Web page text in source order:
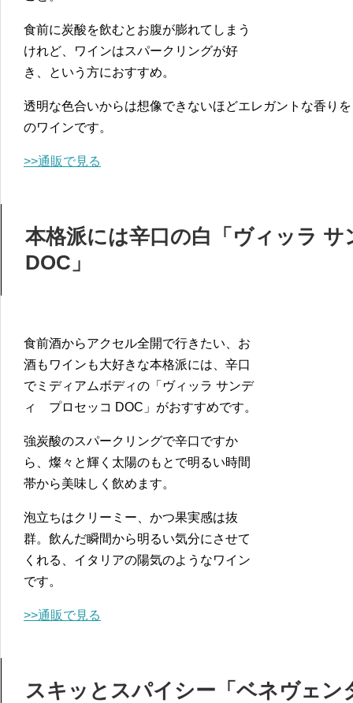
食前に炭酸を飲むとお腹が膨れてしまう
けれど、ワインはスパークリングが好
き、という方におすすめ。
透明な色合いからは想像できないほどエレガントな香り
のワインです。
>>通販で見る
本格派には辛口の白「ヴィッラ
DOC」
食前酒からアクセル全開で行きたい、お
酒もワインも大好きな本格派には、辛口
でミディアムボディの「ヴィッラ サンデ
ィ プロセッコ DOC」がおすすめです。
強炭酸のスパークリングで辛口ですか
ら、燦々と輝く太陽のもとで明るい時間
帯から美味しく飲めます。
泡立ちはクリーミー、かつ果実感は抜
群。飲んだ瞬間から明るい気分にさせて
くれる、イタリアの陽気のようなワイン
です。
>>通販で見る
スキッとスパイシー「ベネヴェ